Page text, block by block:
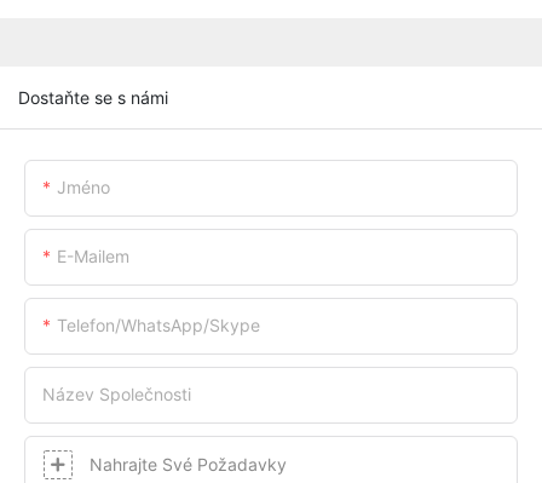
Dostaňte se s námi
Jméno
E-Mailem
Telefon/whatsApp/skype
Název Společnosti
Nahrajte Své Požadavky